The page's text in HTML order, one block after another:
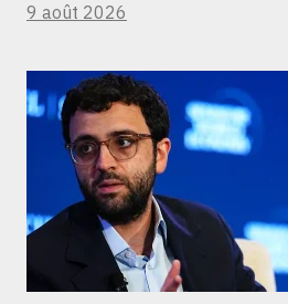
9 août 2026